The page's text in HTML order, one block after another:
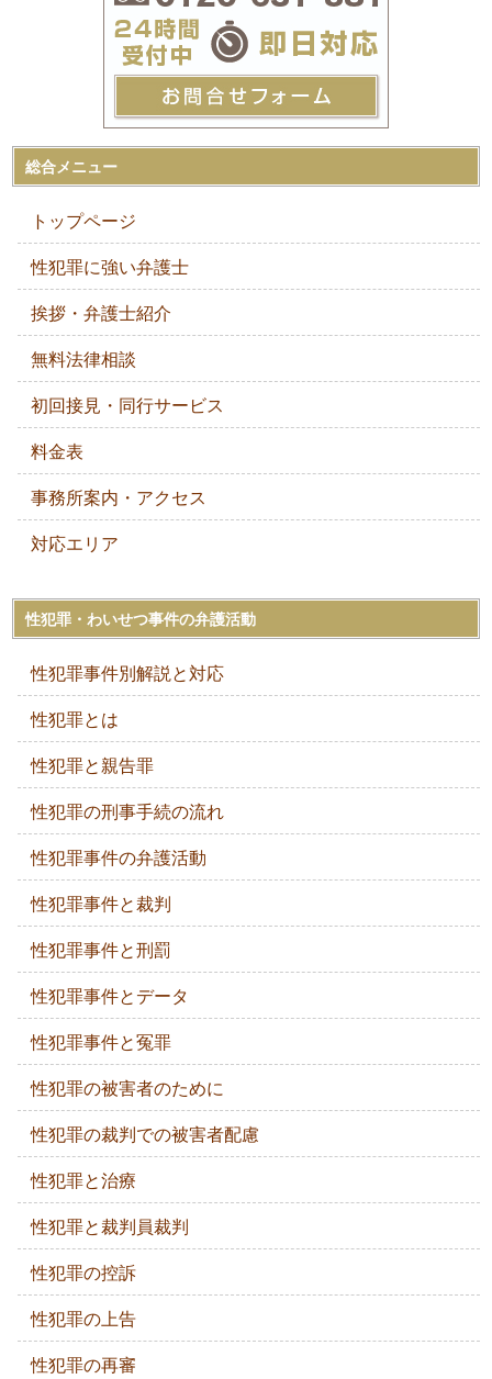
総合メニュー
トップページ
性犯罪に強い弁護士
挨拶・弁護士紹介
無料法律相談
初回接見・同行サービス
料金表
事務所案内・アクセス
対応エリア
性犯罪・わいせつ事件の弁護活動
性犯罪事件別解説と対応
性犯罪とは
性犯罪と親告罪
性犯罪の刑事手続の流れ
性犯罪事件の弁護活動
性犯罪事件と裁判
性犯罪事件と刑罰
性犯罪事件とデータ
性犯罪事件と冤罪
性犯罪の被害者のために
性犯罪の裁判での被害者配慮
性犯罪と治療
性犯罪と裁判員裁判
性犯罪の控訴
性犯罪の上告
性犯罪の再審